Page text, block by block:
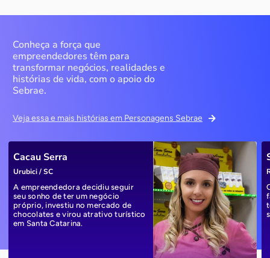
Conheça a força que
empreendedores têm para
transformar negócios, realidades e
histórias de vida, com o apoio do
Sebrae.
Veja essa e mais histórias em Personagens Sebrae
Cacau Serra
Urubici / SC
A empreendedora decidiu seguir
seu sonho de ter um negócio
próprio, investiu no mercado de
chocolates e virou atrativo turístico
em Santa Catarina.